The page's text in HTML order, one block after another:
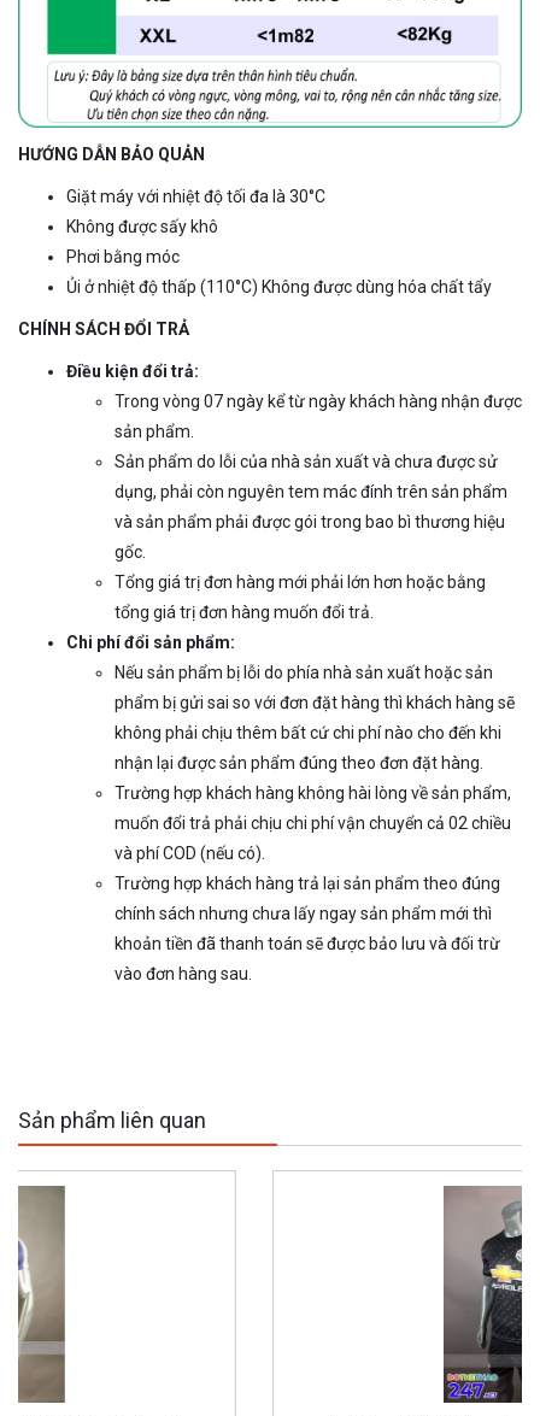
HƯỚNG DẪN BẢO QUẢN
Giặt máy với nhiệt độ tối đa là 30°C
Không được sấy khô
Phơi bằng móc
Ủi ở nhiệt độ thấp (110°C) Không được dùng hóa chất tẩy
CHÍNH SÁCH ĐỔI TRẢ
Điều kiện đổi trả:
Trong vòng 07 ngày kể từ ngày khách hàng nhận được
sản phẩm.
Sản phẩm do lỗi của nhà sản xuất và chưa được sử
dụng, phải còn nguyên tem mác đính trên sản phẩm
và sản phẩm phải được gói trong bao bì thương hiệu
gốc.
Tổng giá trị đơn hàng mới phải lớn hơn hoặc bằng
tổng giá trị đơn hàng muốn đổi trả.
Chi phí đổi sản phẩm:
Nếu sản phẩm bị lỗi do phía nhà sản xuất hoặc sản
phẩm bị gửi sai so với đơn đặt hàng thì khách hàng sẽ
không phải chịu thêm bất cứ chi phí nào cho đến khi
nhận lại được sản phẩm đúng theo đơn đặt hàng.
Trường hợp khách hàng không hài lòng về sản phẩm,
muốn đổi trả phải chịu chi phí vận chuyển cả 02 chiều
và phí COD (nếu có).
Trường hợp khách hàng trả lại sản phẩm theo đúng
chính sách nhưng chưa lấy ngay sản phẩm mới thì
khoản tiền đã thanh toán sẽ được bảo lưu và đối trừ
vào đơn hàng sau.
Sản phẩm liên quan